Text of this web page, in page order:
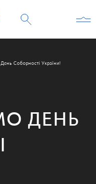
Соборності України!
ДЕНЬ